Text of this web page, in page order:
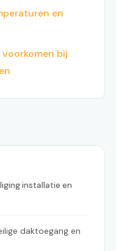
en
bij
installatie en
daktoegang en